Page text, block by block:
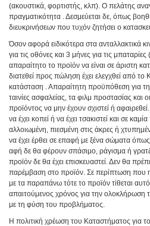
(ακουστικά, φορτιστής, κλπ). Ο πελάτης
πραγματικότητα . Δεσμεύεται δε, όπως
διευκρινήσεων που τυχόν ζητήσει ο
Όσον αφορά ειδικότερα στα ανταλλακτικά
για τις οθόνες και 3 μήνες για τις
απαραίτητο το προϊόν να είναι σε άριστη
διατεθεί προς πώληση έχει ελεγχθεί από το
κατάσταση . Απαραίτητη προϋπόθεση για τη
ταινίες ασφαλείας, τα φιλμ προστασίας και
προϊόντος να μην έχουν σχιστεί ή
να έχει κοπεί ή να έχει τσακιστεί και σε
αλλοιωμένη, πιεσμένη στις άκρες ή
να έχει έρθει σε επαφή με ξένα σώματα
αφή δε θα φέρουν σπάσιμο, ράγισμα ή
προϊόν δε θα έχει επισκευαστεί. Δεν θα
παρέμβαση στο προϊόν. Σε περίπτωση που η
με τα παραπάνω τότε το προϊόν τίθεται
απαιτούμενος χρόνος για την ολοκλήρωση
με τη φύση του προβλήματος.
Η πολιτική χρέωση του Καταστήματος για